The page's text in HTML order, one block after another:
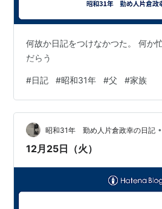
何故か日記をつけなかつた。 何か
だらう
#日記 #昭和31年 #父 #家族
昭和31年 勤め人片倉政幸の日記 •
12月25日（火）